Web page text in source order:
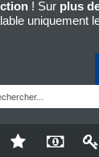
! Sur plus
uniquement